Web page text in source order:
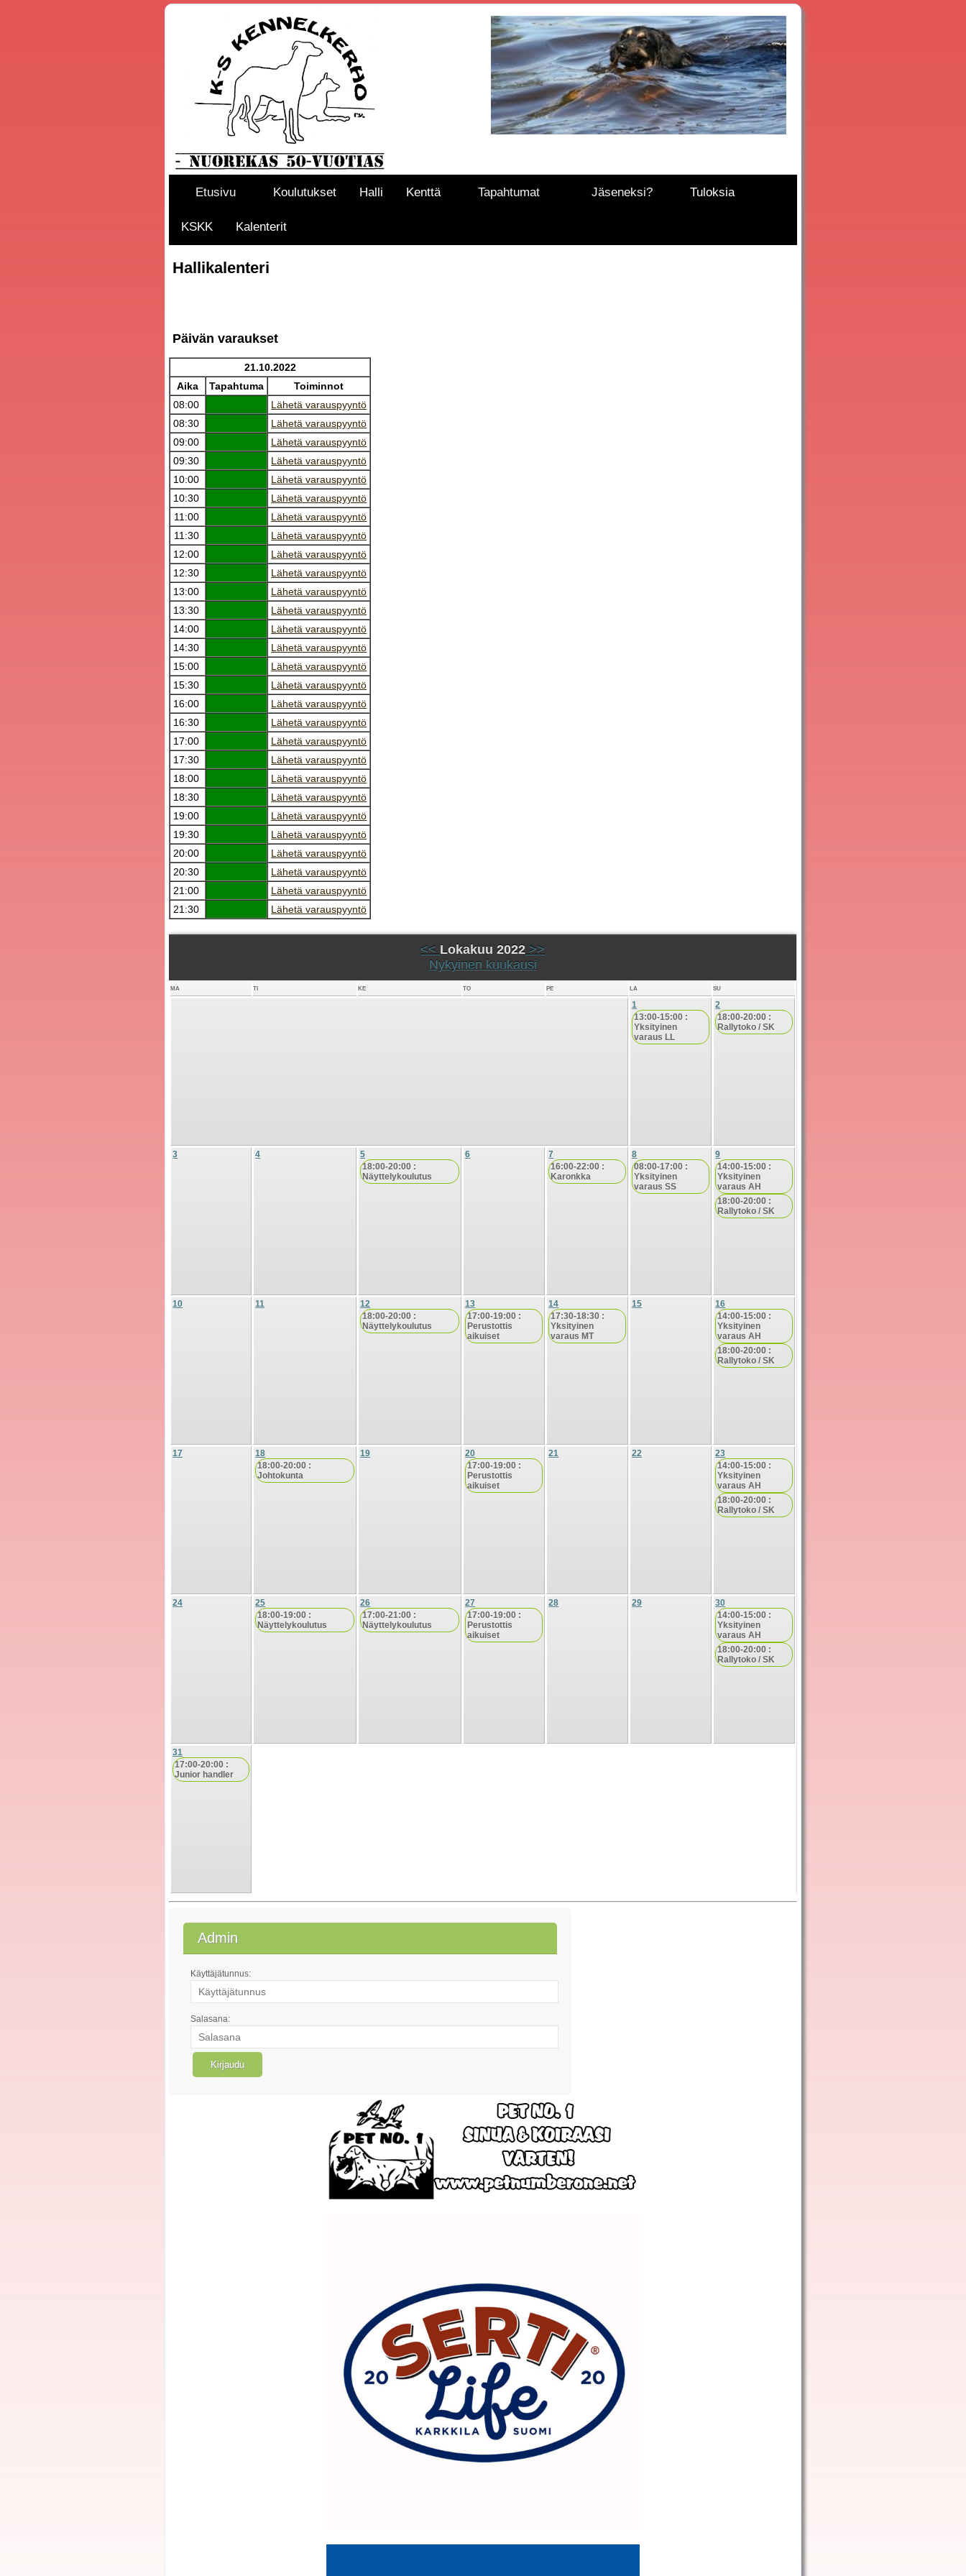
Etusivu Koulutukset Halli Kenttä Tapahtumat Jäseneksi? Tuloksia
KSKK Kalenterit
Hallikalenteri
Päivän varaukset
21.10.2022
Aika
Tapahtuma
Toiminnot
08:00
Lähetä varauspyyntö
08:30
Lähetä varauspyyntö
09:00
Lähetä varauspyyntö
09:30
Lähetä varauspyyntö
10:00
Lähetä varauspyyntö
10:30
Lähetä varauspyyntö
11:00
Lähetä varauspyyntö
11:30
Lähetä varauspyyntö
12:00
Lähetä varauspyyntö
12:30
Lähetä varauspyyntö
13:00
Lähetä varauspyyntö
13:30
Lähetä varauspyyntö
14:00
Lähetä varauspyyntö
14:30
Lähetä varauspyyntö
15:00
Lähetä varauspyyntö
15:30
Lähetä varauspyyntö
16:00
Lähetä varauspyyntö
16:30
Lähetä varauspyyntö
17:00
Lähetä varauspyyntö
17:30
Lähetä varauspyyntö
18:00
Lähetä varauspyyntö
18:30
Lähetä varauspyyntö
19:00
Lähetä varauspyyntö
19:30
Lähetä varauspyyntö
20:00
Lähetä varauspyyntö
20:30
Lähetä varauspyyntö
21:00
Lähetä varauspyyntö
21:30
Lähetä varauspyyntö
<< Lokakuu 2022 >>
Nykyinen kuukausi
MA TI KE TO PE LA SU
1
13:00-15:00 :
Yksityinen
varaus LL
2
18:00-20:00 :
Rallytoko / SK
3 4
5
18:00-20:00 :
Näyttelykoulutus
6
7
16:00-22:00 :
Karonkka
8
08:00-17:00 :
Yksityinen
varaus SS
9
14:00-15:00 :
Yksityinen
varaus AH
18:00-20:00 :
Rallytoko / SK
10 11
12
18:00-20:00 :
Näyttelykoulutus
13
17:00-19:00 :
Perustottis
aikuiset
14
17:30-18:30 :
Yksityinen
varaus MT
15
16
14:00-15:00 :
Yksityinen
varaus AH
18:00-20:00 :
Rallytoko / SK
17
18
18:00-20:00 :
Johtokunta
19
20
17:00-19:00 :
Perustottis
aikuiset
21 22
23
14:00-15:00 :
Yksityinen
varaus AH
18:00-20:00 :
Rallytoko / SK
24
25
18:00-19:00 :
Näyttelykoulutus
26
17:00-21:00 :
Näyttelykoulutus
27
17:00-19:00 :
Perustottis
aikuiset
28 29
30
14:00-15:00 :
Yksityinen
varaus AH
18:00-20:00 :
Rallytoko / SK
31
17:00-20:00 :
Junior handler
Admin
Käyttäjätunnus:
Salasana: